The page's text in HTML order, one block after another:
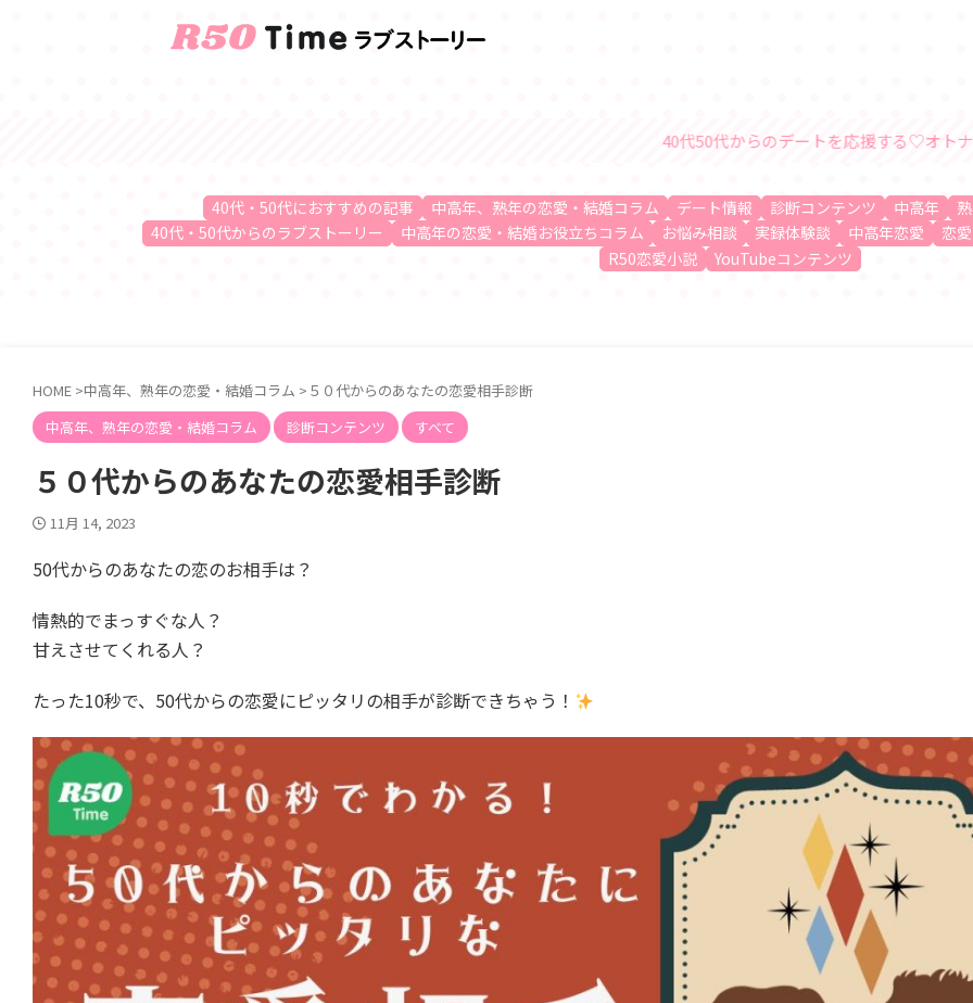
40代50代からのデートを応援する♡オトナの恋愛・結婚情報サ
40代・50代におすすめの記事 中高年、熟年の恋愛・結婚コラム デート情報 診断コンテンツ 中高年
40代・50代からのラブストーリー
中高年の恋愛・結婚お役立ちコラム お悩み相談 実録体験談 中高年恋愛
恋
R50恋愛小説
YouTubeコンテンツ
HOME >中高年、熟年の恋愛・結婚コラム > ５０代からのあなたの恋愛相手診断
中高年、熟年の恋愛・結婚コラム
診断コンテンツ すべて
５０代からのあなたの恋愛相手診断
11月 14, 2023
50代からのあなたの恋のお相手は？
情熱的でまっすぐな人？
甘えさせてくれる人？
たった10秒で、50代からの恋愛にピッタリの相手が診断できちゃう！